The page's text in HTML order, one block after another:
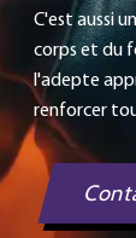
C'est aussi
corps et du
l'adepte
renforcer